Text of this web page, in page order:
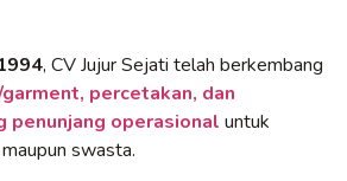
, CV Jujur Sejati telah berkembang
percetakan, dan
penunjang operasional untuk
swasta.